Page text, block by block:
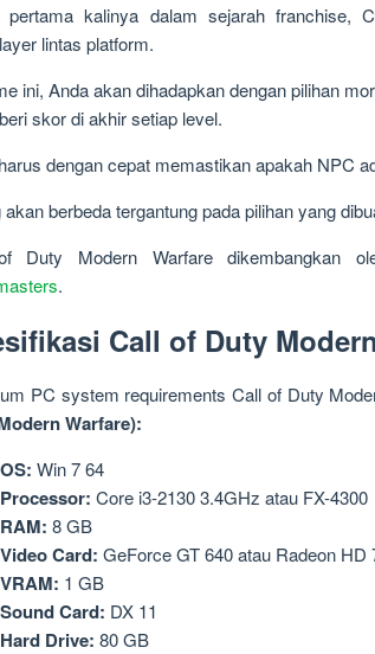
pertama kalinya dalam sejarah franchise,
lintas platform.
ini, Anda akan dihadapkan dengan pilihan
skor di akhir setiap level.
dengan cepat memastikan apakah NPC
akan berbeda tergantung pada pilihan yang
Duty Modern Warfare dikembangkan
.
Call of Duty
PC system requirements Call of Duty
Warfare):
OS: Win 7 64
Processor: Core i3-2130 3.4GHz atau FX-4300
RAM: 8 GB
Video Card: GeForce GT 640 atau Radeon
VRAM: 1 GB
Sound Card: DX 11
Hard Drive: 80 GB